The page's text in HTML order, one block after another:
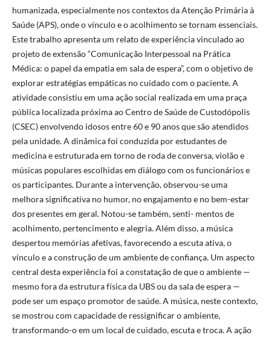
humanizada, especialmente nos contextos da Atenção Primária à
Saúde (APS), onde o vínculo e o acolhimento se tornam essenciais.
Este trabalho apresenta um relato de experiência vinculado ao
projeto de extensão “Comunicação Interpessoal na Prática
Médica: o papel da empatia em sala de espera”, com o objetivo de
explorar estratégias empáticas no cuidado com o paciente. A
atividade consistiu em uma ação social realizada em uma praça
pública localizada próxima ao Centro de Saúde de Custodópolis
(CSEC) envolvendo idosos entre 60 e 90 anos que são atendidos
pela unidade. A dinâmica foi conduzida por estudantes de
medicina e estruturada em torno de roda de conversa, violão e
músicas populares escolhidas em diálogo com os funcionários e
os participantes. Durante a intervenção, observou-se uma
melhora significativa no humor, no engajamento e no bem-estar
dos presentes em geral. Notou-se também, senti- mentos de
acolhimento, pertencimento e alegria. Além disso, a música
despertou memórias afetivas, favorecendo a escuta ativa, o
vínculo e a construção de um ambiente de confiança. Um aspecto
central desta experiência foi a constatação de que o ambiente —
mesmo fora da estrutura física da UBS ou da sala de espera —
pode ser um espaço promotor de saúde. A música, neste contexto,
se mostrou com capacidade de ressignificar o ambiente,
transformando-o em um local de cuidado, escuta e troca. A ação